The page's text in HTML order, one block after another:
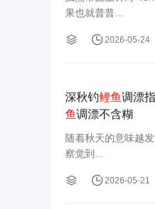
果也就普普...
2026-05-24
深秋钓鲤鱼调漂
鱼调漂不含糊
随着秋天的意味越
察觉到...
2026-05-21